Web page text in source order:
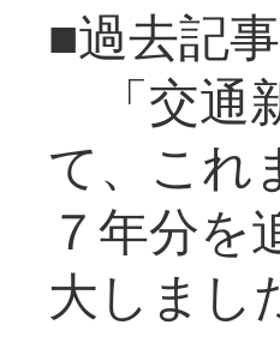
■過去記
「交通
て、これ
７年分を
大し